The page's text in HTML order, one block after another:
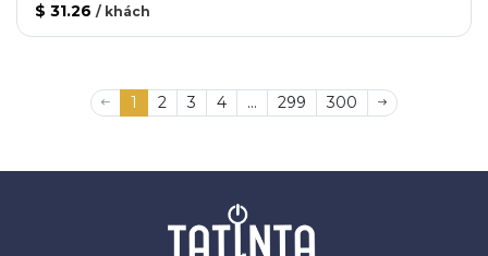
$ 31.26 / khách
1 2 3 4 ... 299 300